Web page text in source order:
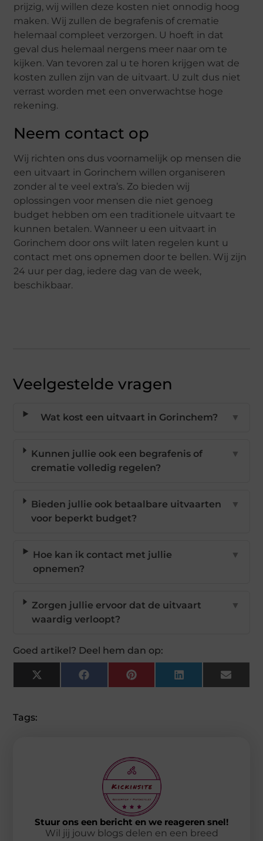
prijzig, wij willen deze kosten niet onnodig hoog
maken. Wij zullen de begrafenis of crematie
helemaal compleet verzorgen. U hoeft in dat
geval dus helemaal nergens meer naar om te
kijken. Van tevoren zal u te horen krijgen wat de
kosten zullen zijn van de uitvaart. U zult dus niet
verrast worden met een onverwachtse hoge
rekening.
Neem contact op
Wij richten ons dus voornamelijk op mensen die
een uitvaart in Gorinchem willen organiseren
zonder al te veel extra’s. Zo bieden wij
oplossingen voor mensen die niet genoeg
budget hebben om een traditionele uitvaart te
kunnen betalen. Wanneer u een uitvaart in
Gorinchem door ons wilt laten regelen kunt u
contact met ons opnemen door te bellen. Wij zijn
24 uur per dag, iedere dag van de week,
beschikbaar.
Veelgestelde vragen
Wat kost een uitvaart in Gorinchem? ▼
Kunnen jullie ook een begrafenis of
crematie volledig regelen?
▼
Bieden jullie ook betaalbare uitvaarten
voor beperkt budget?
▼
Hoe kan ik contact met jullie
opnemen?
▼
Zorgen jullie ervoor dat de uitvaart
waardig verloopt?
▼
Goed artikel? Deel hem dan op:
X
(Twitter)
FacebookPinterestLinkedIn Email
Tags:
Stuur ons een bericht en we reageren snel!
Wil jij jouw blogs delen en een breed